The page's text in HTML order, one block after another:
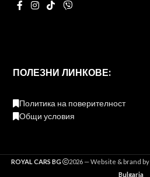
ПОЛЕЗНИ ЛИНКОВЕ:
Политика на поверителност
Общи условия
ROYAL CARS BG 2026 — Website & brand by
Bulgaria